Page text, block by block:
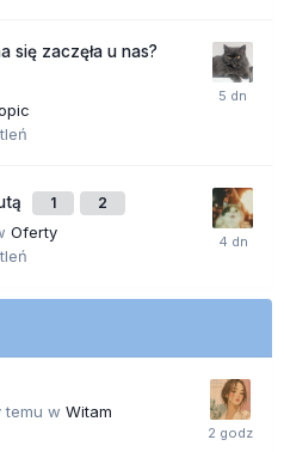
się zaczęła u nas?
1 2
Oferty
temu w Witam